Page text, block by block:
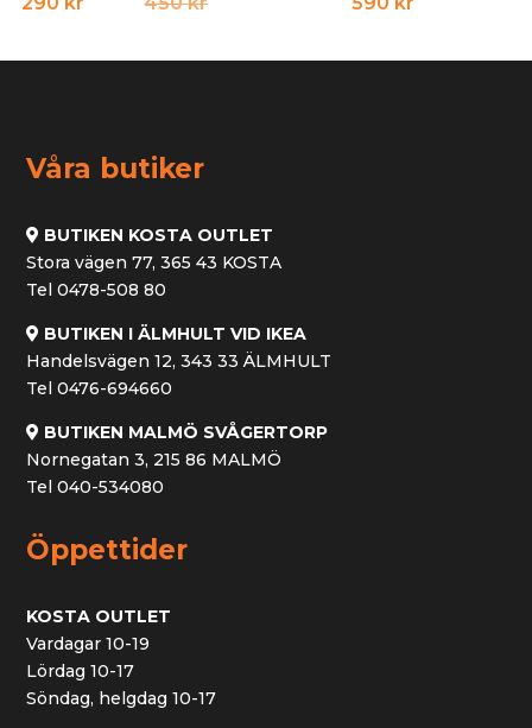
Våra butiker
BUTIKEN KOSTA OUTLET
Stora vägen 77, 365 43 KOSTA
Tel 0478-508 80
BUTIKEN I ÄLMHULT VID IKEA
Handelsvägen 12, 343 33 ÄLMHULT
Tel 0476-694660
BUTIKEN MALMÖ SVÅGERTORP
Nornegatan 3, 215 86 MALMÖ
Tel 040-534080
Öppettider
KOSTA OUTLET
Vardagar 10-19
Lördag 10-17
Söndag, helgdag 10-17